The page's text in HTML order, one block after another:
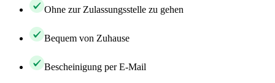
Ohne zur Zulassungsstelle zu gehen
Bequem von Zuhause
Bescheinigung per E-Mail